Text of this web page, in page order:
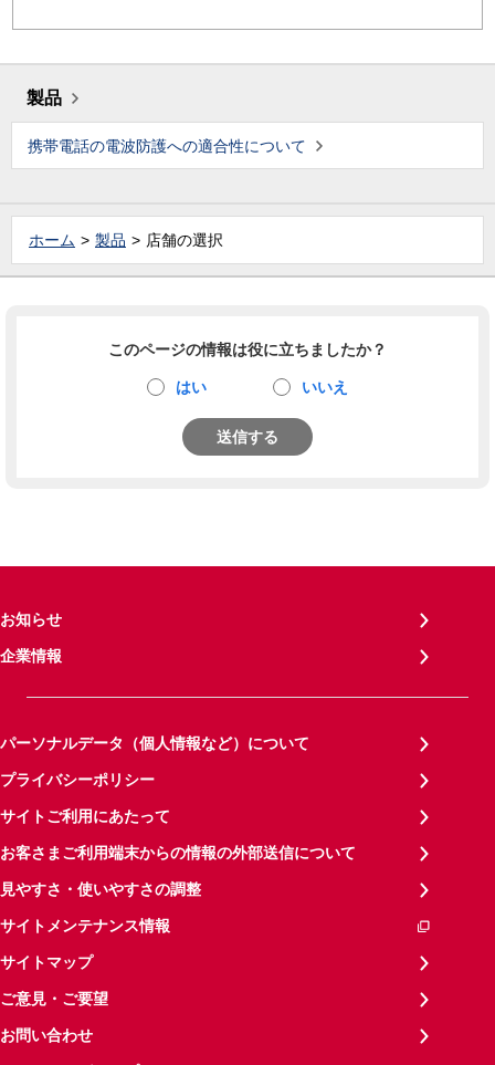
製品
携帯電話の電波防護への適合性について
ホーム 製品 店舗の選択
このページの情報は役に立ちましたか？
はい いいえ
送信する
お知らせ
企業情報
パーソナルデータ（個人情報など）について
プライバシーポリシー
サイトご利用にあたって
お客さまご利用端末からの情報の外部送信について
見やすさ・使いやすさの調整
サイトメンテナンス情報
サイトマップ
ご意見・ご要望
お問い合わせ